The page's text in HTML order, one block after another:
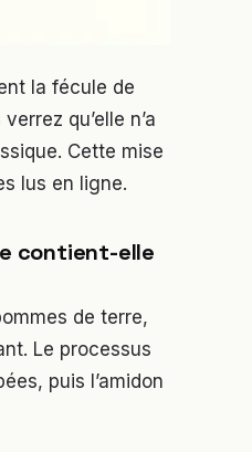
la fécule de
qu’elle n’a
Cette mise
lus en ligne.
contient-elle
de terre,
Le processus
puis l’amidon